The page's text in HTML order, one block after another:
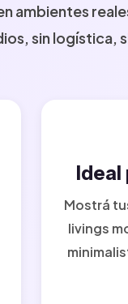
ambientes
sin logística,
Mostrá
livings